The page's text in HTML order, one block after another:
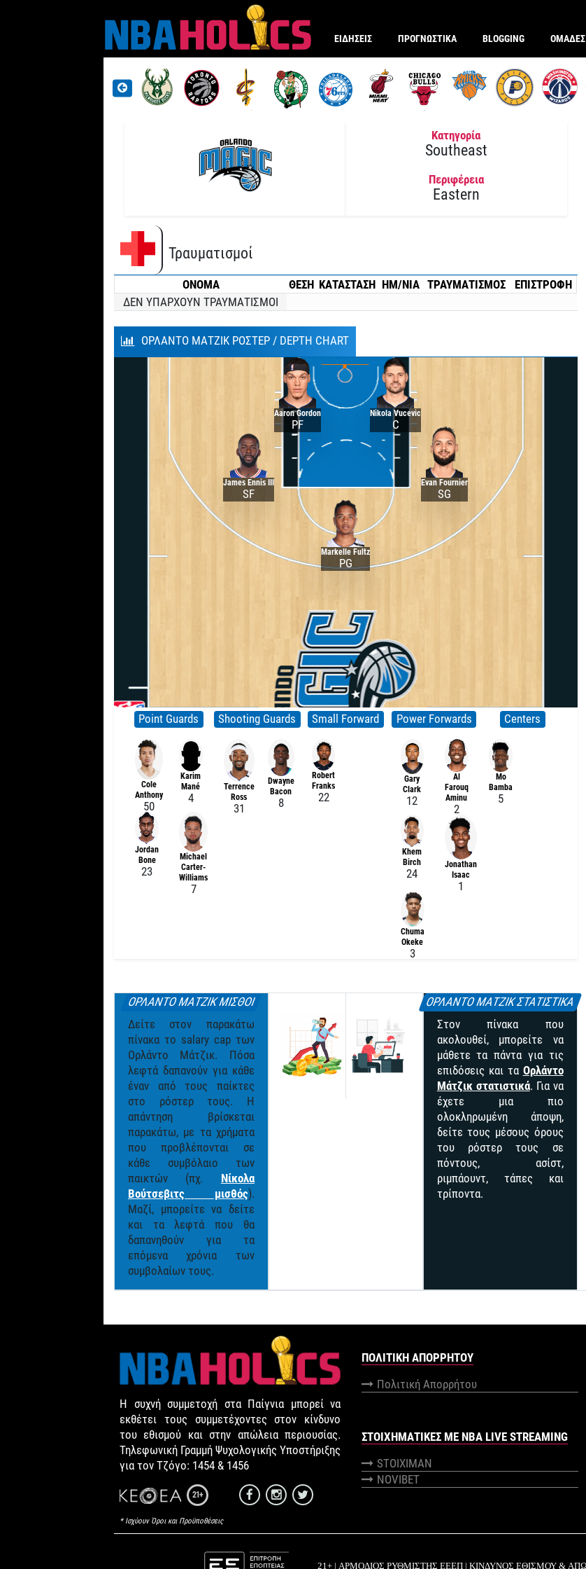
ΕΙΔΗΣΕΙΣ ΠΡΟΓΝΩΣΤΙΚΑ BLOGGING ΟΜΑΔΕΣ
Κατηγορία
Southeast
Περιφέρεια
Eastern
Τραυματισμοί
ONOMA ΘΕΣΗ ΚΑΤΑΣΤΑΣΗ ΗΜ/ΝΙΑ ΤΡΑΥΜΑΤΙΣΜΟΣ
ΕΠΙΣΤΡΟΦΗ
ΔΕΝ ΥΠΑΡΧΟΥΝ ΤΡΑΥΜΑΤΙΣΜΟΙ
ΟΡΛΑΝΤΟ ΜΑΤΖΙΚ ΡΟΣΤΕΡ / DEPTH CHART
James Ennis III
SF
Evan Fournier
SG
Markelle Fultz
PG
Aaron Gordon
PF
Nikola Vucevic
C
Point Guards
Cole
Anthony
50
Karim
Mané
4
Jordan
Bone
23
Michael
Carter-
Williams
7
Shooting Guards
Terrence
Ross
31
Dwayne
Bacon
8
Small Forward
Robert
Franks
22
Power Forwards
Gary
Clark
12
Al
Farouq
Aminu
2
Khem
Birch
24
Jonathan
Isaac
1
Chuma
Okeke
3
Centers
Mo
Bamba
5
ΟΡΛΑΝΤΟ ΜΑΤΖΙΚ ΜΙΣΘΟΙ
Δείτε στον παρακάτω
πίνακα το salary cap των
Ορλάντο Μάτζικ. Πόσα
λεφτά δαπανούν για κάθε
έναν από τους παίκτες
στο ρόστερ τους. Η
απάντηση βρίσκεται
παρακάτω, με τα χρήματα
που προβλέπονται σε
κάθε συμβόλαιο των
παικτών (πχ. Νίκολα
Βούτσεβιτς μισθός).
Μαζί, μπορείτε να δείτε
και τα λεφτά που θα
δαπανηθούν για τα
επόμενα χρόνια των
συμβολαίων τους.
ΟΡΛΑΝΤΟ ΜΑΤΖΙΚ ΣΤΑΤΙΣΤΙΚΑ
Στον πίνακα που
ακολουθεί, μπορείτε να
μάθετε τα πάντα για τις
επιδόσεις και τα Ορλάντο
Μάτζικ στατιστικά. Για να
έχετε μια πιο
ολοκληρωμένη άποψη,
δείτε τους μέσους όρους
του ρόστερ τους σε
πόντους, ασίστ,
ριμπάουντ, τάπες και
τρίποντα.
Η συχνή συμμετοχή στα Παίγνια μπορεί να
εκθέτει τους συμμετέχοντες στον κίνδυνο
του εθισμού και στην απώλεια περιουσίας.
Τηλεφωνική Γραμμή Ψυχολογικής Υποστήριξης
για τον Τζόγο: 1454 & 1456
21+
* Ισχύουν Όροι και Προϋποθέσεις
ΠΟΛΙΤΙΚΉ ΑΠΟΡΡΉΤΟΥ
Πολιτική Απορρήτου
ΣΤΟΙΧΗΜΑΤΙΚΕΣ ΜΕ NBA LIVE STREAMING
STOIXIMAN
NOVIBET